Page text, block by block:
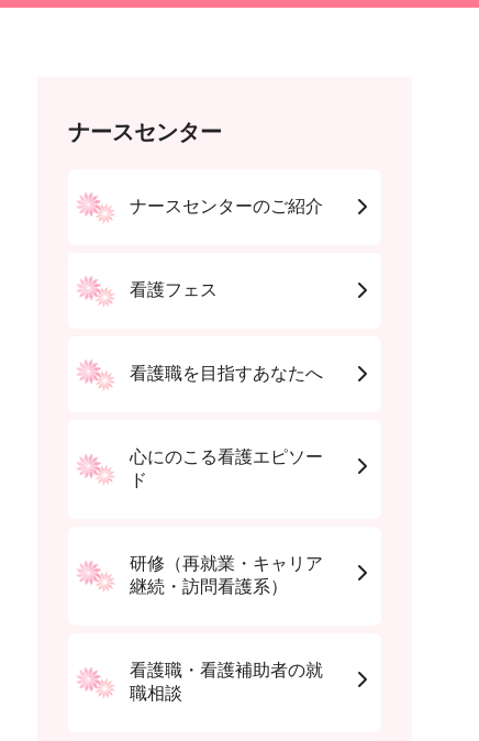
ナースセンター
ナースセンターのご紹介
看護フェス
看護職を目指すあなたへ
心にのこる看護エピソー
ド
研修（再就業・キャリア
継続・訪問看護系）
看護職・看護補助者の就
職相談